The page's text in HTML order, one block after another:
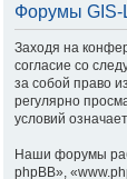
Форумы GIS-
Заходя на
согласие со
за собой право
регулярно
условий
Наши форумы
phpBB»,